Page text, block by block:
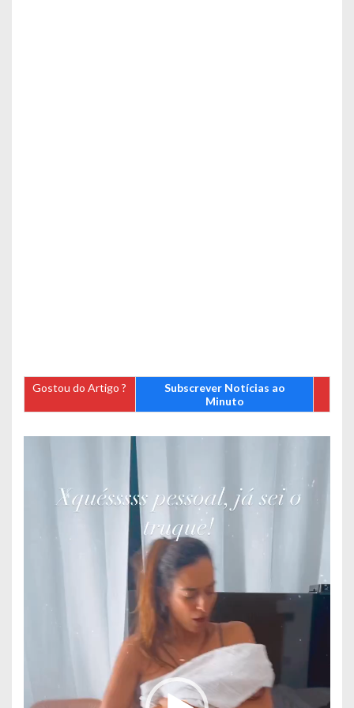
Gostou do Artigo ?
Subscrever Notícias ao
Minuto